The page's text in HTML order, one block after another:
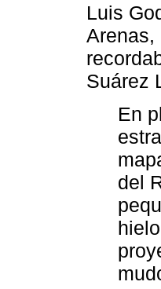
Luis
Arenas,
Suárez
En
del